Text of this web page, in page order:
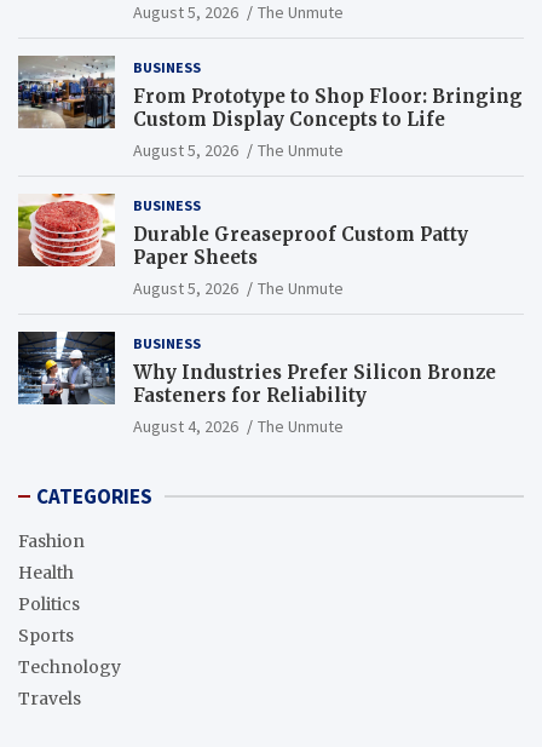
Endurance
August 5, 2026 The Unmute
BUSINESS
From Prototype to Shop Floor: Bringing
Custom Display Concepts to Life
August 5, 2026 The Unmute
BUSINESS
Durable Greaseproof Custom Patty
Paper Sheets
August 5, 2026 The Unmute
BUSINESS
Why Industries Prefer Silicon Bronze
Fasteners for Reliability
August 4, 2026 The Unmute
CATEGORIES
Fashion
Health
Politics
Sports
Technology
Travels